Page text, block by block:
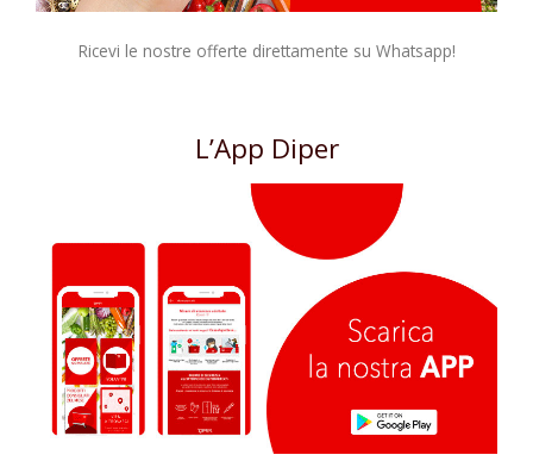
Ricevi le nostre offerte direttamente su Whatsapp!
L’App Diper